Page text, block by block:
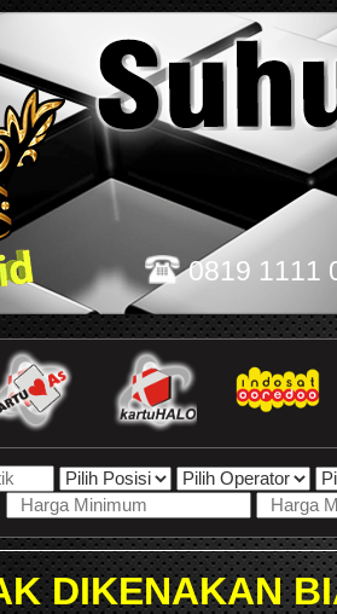
0819 1111
BIAYA